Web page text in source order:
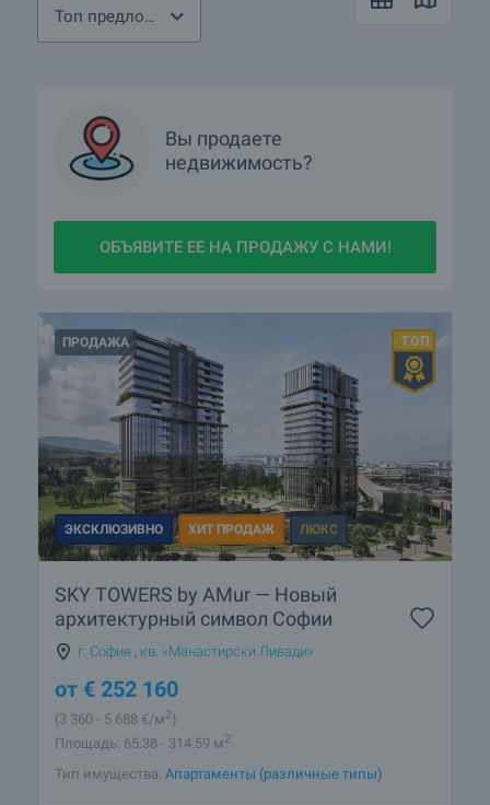
Топ предложения
Вы продаете
недвижимость?
ОБЪЯВИТЕ ЕЕ НА ПРОДАЖУ С НАМИ!
ПРОДАЖА
ЭКСКЛЮЗИВНО ХИТ ПРОДАЖ ЛЮКС
SKY TOWERS by AMur — Новый
архитектурный символ Софии
г. София кв. «Манастирски Ливади»
от € 252 160
(3 360 - 5 688 €/м2)
Площадь: 65.38 - 314.59 м2
Тип имущества: Апартаменты (различные типы)